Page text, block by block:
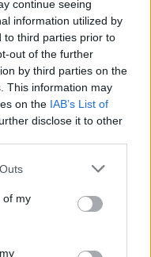
continue seeing
information utilized by
to third parties prior to
out of the further
by third parties on the
This information may
on the IAB’s List of
disclose it to other
of my
le ammissioni salgono
società tra le non
degli ottavi
Gallura, Barbagia e
Sassari e
sale in Promozione